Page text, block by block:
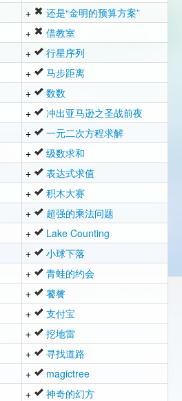
+
还是“金明的预算方案”
+
借教室
+
行星序列
+
马步距离
+
数数
+
冲出亚马逊之圣战前夜
+
一元二次方程求解
+
级数求和
+
表达式求值
+
积木大赛
+
超强的乘法问题
+
Lake Counting
+
小球下落
+
青蛙的约会
+
饕餮
+
支付宝
+
挖地雷
+
寻找道路
+
magictree
+
神奇的幻方